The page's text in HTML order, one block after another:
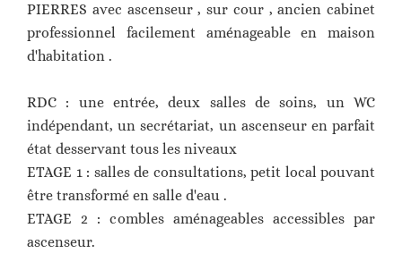
PIERRES avec ascenseur , sur cour , ancien cabinet
professionnel facilement aménageable en maison
d'habitation .
RDC : une entrée, deux salles de soins, un WC
indépendant, un secrétariat, un ascenseur en parfait
état desservant tous les niveaux
ETAGE 1 : salles de consultations, petit local pouvant
être transformé en salle d'eau .
ETAGE 2 : combles aménageables accessibles par
ascenseur.